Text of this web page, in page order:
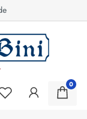
28 52
0